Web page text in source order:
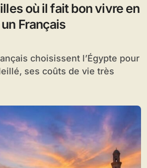
où il fait bon vivre en
Français
ses coûts de vie très